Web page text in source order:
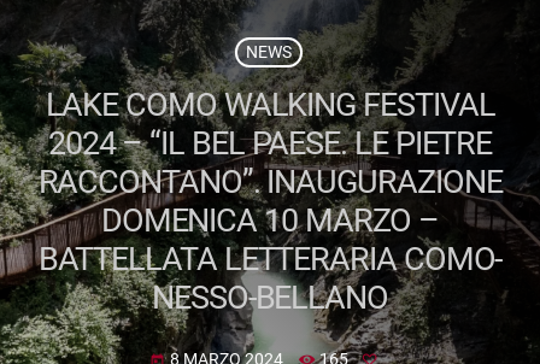
NEWS
LAKE COMO WALKING FESTIVAL
2024 – “IL BEL PAESE. LE PIETRE
RACCONTANO”. INAUGURAZIONE
DOMENICA 10 MARZO –
BATTELLATA LETTERARIA COMO-
NESSO-BELLANO
today 8 MARZO 2024 165